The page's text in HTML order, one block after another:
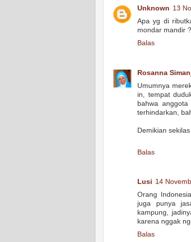
Unknown 13
Apa yg di
mondar mandir
Balas
Rosanna
Umumnya
in, tempat
bahwa
terhindarkan,
Demikian
Balas
Lusi 14
Orang
juga punya
kampung,
karena nggak
Balas